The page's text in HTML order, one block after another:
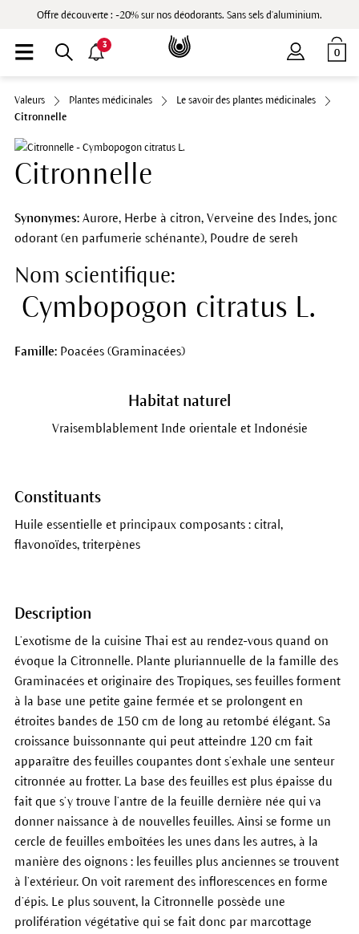
Offre découverte : -20% sur nos déodorants. Sans sels d'aluminium.
0
3
Valeurs Plantes médicinales
Le savoir des plantes médicinales
Citronnelle
Citronnelle
Synonymes:Aurore, Herbe à citron, Verveine des Indes, jonc
odorant (en parfumerie schénante), Poudre de sereh
Nom scientifique:
Cymbopogon citratus L.
Famille:Poacées (Graminacées)
Habitat naturel
Vraisemblablement Inde orientale et Indonésie
Constituants
Huile essentielle et principaux composants : citral,
flavonoïdes, triterpènes
Description
L’exotisme de la cuisine Thai est au rendez-vous quand on
évoque la Citronnelle. Plante pluriannuelle de la famille des
Graminacées et originaire des Tropiques, ses feuilles forment
à la base une petite gaine fermée et se prolongent en
étroites bandes de 150 cm de long au retombé élégant. Sa
croissance buissonnante qui peut atteindre 120 cm fait
apparaître des feuilles coupantes dont s’exhale une senteur
citronnée au frotter. La base des feuilles est plus épaisse du
fait que s’y trouve l’antre de la feuille dernière née qui va
donner naissance à de nouvelles feuilles. Ainsi se forme un
cercle de feuilles emboîtées les unes dans les autres, à la
manière des oignons : les feuilles plus anciennes se trouvent
à l’extérieur. On voit rarement des inflorescences en forme
d’épis. Le plus souvent, la Citronnelle possède une
prolifération végétative qui se fait donc par marcottage